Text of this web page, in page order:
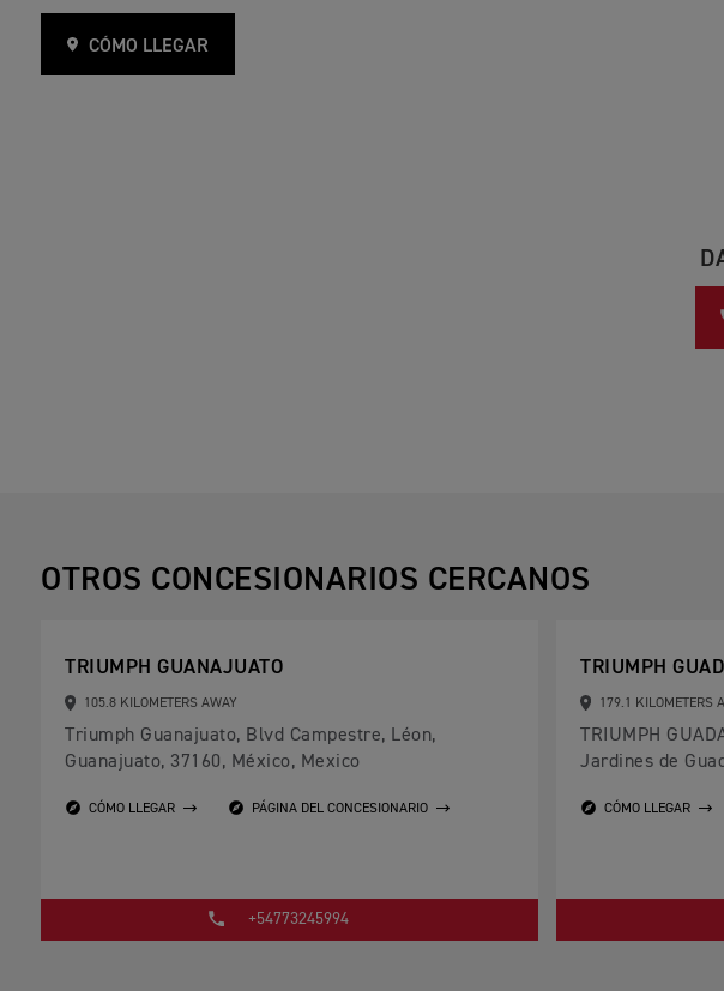
CÓMO LLEGAR
OTROS CONCESIONARIOS CERCANOS
TRIUMPH GUANAJUATO
105.8 KILOMETERS AWAY
Triumph Guanajuato, Blvd Campestre, Léon,
Guanajuato, 37160, México, Mexico
CÓMO LLEGAR PÁGINA DEL CONCESIONARIO
+54773245994
TRIUMPH
179.1 KILOMETERS
TRIUMPH
Jardines de
CÓMO LLEGAR